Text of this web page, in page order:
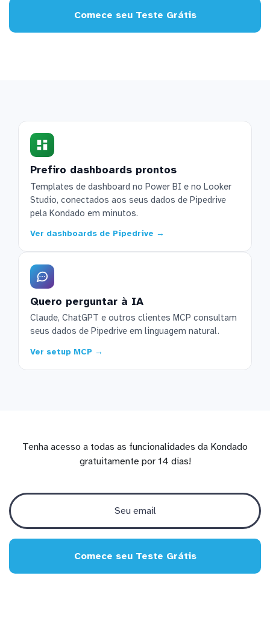
Comece seu Teste Grátis
Prefiro dashboards prontos
Templates de dashboard no Power BI e no Looker
Studio, conectados aos seus dados de Pipedrive
pela Kondado em minutos.
Ver dashboards de Pipedrive →
Quero perguntar à IA
Claude, ChatGPT e outros clientes MCP consultam
seus dados de Pipedrive em linguagem natural.
Ver setup MCP →
Tenha acesso a todas as funcionalidades da Kondado
gratuitamente por 14 dias!
Comece seu Teste Grátis